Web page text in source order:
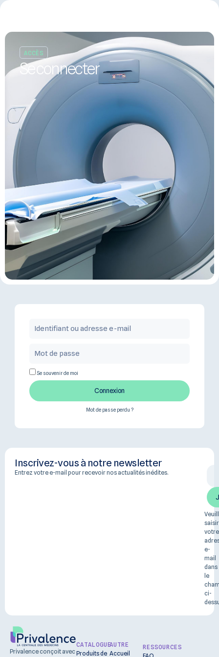
ACCÈS
Se connecter
Se souvenir de moi
Connexion
Mot de passe perdu ?
Inscrivez-vous à notre newsletter
Entrez votre e-mail pour recevoir nos actualités inédites.
saisir
votre
e-
mail
dans
le
ci-
Privalence conçoit avec
CATALOGUE
Produits de
AUTRE
Accueil
RESSOURCES
Panneau de gestion des cookies